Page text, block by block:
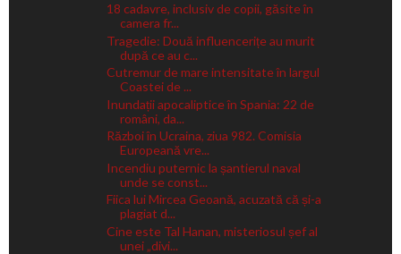
18 cadavre, inclusiv de copii, găsite în
camera fr...
Tragedie: Două influencerițe au murit
după ce au c...
Cutremur de mare intensitate în largul
Coastei de ...
Inundații apocaliptice în Spania: 22 de
români, da...
Război în Ucraina, ziua 982. Comisia
Europeană vre...
Incendiu puternic la șantierul naval
unde se const...
Fiica lui Mircea Geoană, acuzată că și-a
plagiat d...
Cine este Tal Hanan, misteriosul șef al
unei „divi...